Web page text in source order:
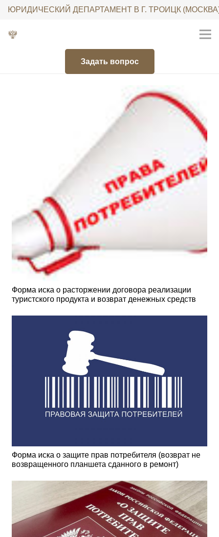
ЮРИДИЧЕСКИЙ ДЕПАРТАМЕНТ В Г. ТРОИЦК
Задать вопрос
Форма иска о расторжении договора реализации
туристского продукта и возврат денежных средств
Форма иска о защите прав потребителя (возврат не
возвращенного планшета сданного в ремонт)